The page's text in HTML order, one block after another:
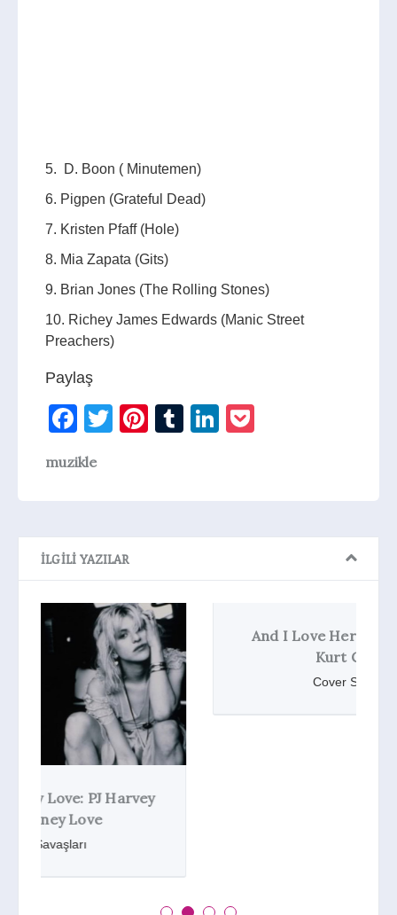
5. D. Boon ( Minutemen)
6. Pigpen (Grateful Dead)
7. Kristen Pfaff (Hole)
8. Mia Zapata (Gits)
9. Brian Jones (The Rolling Stones)
10. Richey James Edwards (Manic Street
Preachers)
Paylaş
Facebook
TwitterPinterest
TumblrLinkedIn
muzikle
İLGILI YAZILAR
And I Love Her: The Beatles vs
Kurt Cobain
Cover Savaşları